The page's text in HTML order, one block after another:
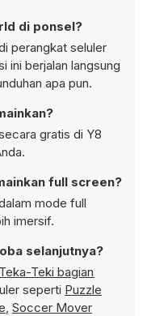
di ponsel?
perangkat seluler
ini berjalan langsung
apa pun.
gratis di Y8
full screen?
mode full
imersif.
selanjutnya?
Teka-Teki bagian
seperti Puzzle
, Soccer Mover